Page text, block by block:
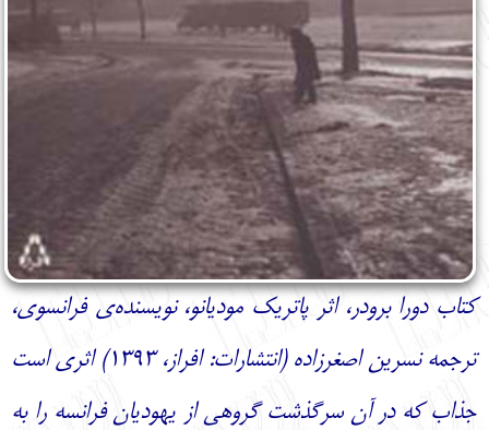
کتاب دورا برودر، اثر پاتریک مودیانو، نویسنده‌ی فرانسوی،
ترجمه نسرین اصغرزاده (انتشارات: افراز، 1393) اثری است
جذاب که در آن سرگذشت گروهی از یهودیان فرانسه را به